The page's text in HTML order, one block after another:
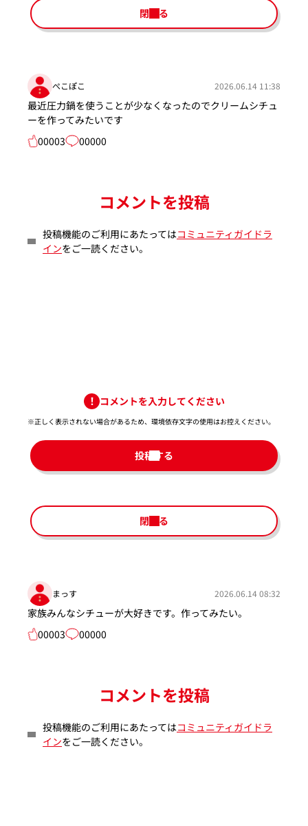
閉じる
ぺこぽこ 2026.06.14 11:38
最近圧力鍋を使うことが少なくなったのでクリームシチュ
ーを作ってみたいです
00003
00000
コメントを投稿
投稿機能のご利用にあたってはコミュニティガイドラ
インをご一読ください。
コメントを入力してください
※正しく表示されない場合があるため、環境依存文字の使用はお控えください。​
投稿する
閉じる
まっす 2026.06.14 08:32
家族みんなシチューが大好きです。作ってみたい。
00003
00000
コメントを投稿
投稿機能のご利用にあたってはコミュニティガイドラ
インをご一読ください。